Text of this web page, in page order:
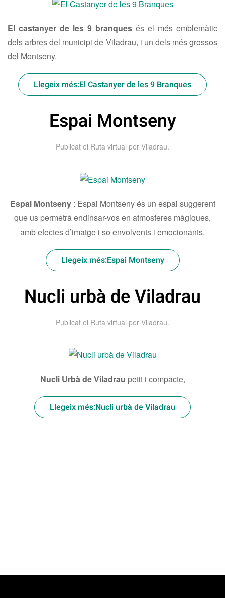
El castanyer de les 9 branques és el més emblemàtic
dels arbres del municipi de Viladrau, i un dels més grossos
del Montseny.
Llegeix més:El Castanyer de les 9 Branques
Espai Montseny
Publicat el Ruta virtual per Viladrau.
Espai Montseny : Espai Montseny és un espai suggerent
que us permetrà endinsar-vos en atmosferes màgiques,
amb efectes d’imatge i so envolvents i emocionants.
Llegeix més:Espai Montseny
Nucli urbà de Viladrau
Publicat el Ruta virtual per Viladrau.
Nucli Urbà deViladrau petit i compacte,
Llegeix més:Nucli urbà de Viladrau